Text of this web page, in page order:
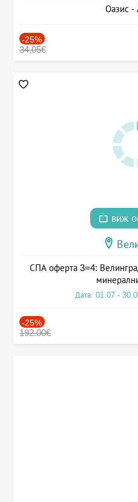
Оазис -
-25%
34.05€
виж
СПА оферта 3=4:
Дата: 01.07 -
-25%
192.00€